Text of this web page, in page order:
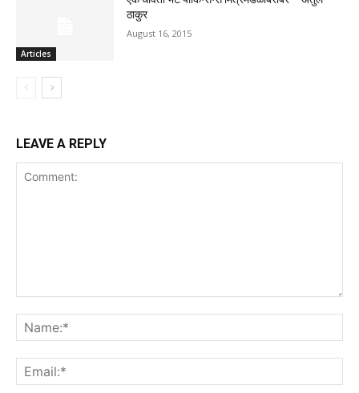
Articles
ठाकुर
August 16, 2015
LEAVE A REPLY